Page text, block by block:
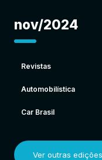
nov/2024
Revistas
Automobilística
Car Brasil
Ver outras edições